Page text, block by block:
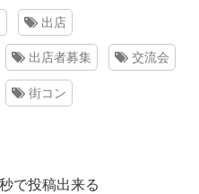
出店
出店者募集 交流会
街コン
で投稿出来る